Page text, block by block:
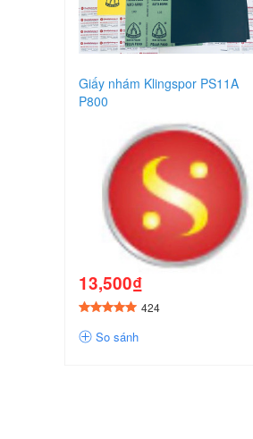
Giấy nhám Klingspor PS11A
P800
13,500₫
424
So sánh